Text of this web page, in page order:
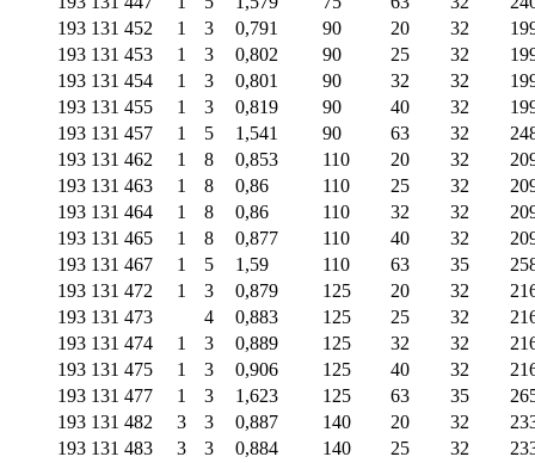
193 131 452
1 3 0,791 90 20 32
193 131 453
1 3 0,802 90 25 32
193 131 454
1 3 0,801 90 32 32
193 131 455
1 3 0,819 90 40 32
193 131 457
1 5 1,541 90 63 32
193 131 462
1 8 0,853 110 20 32
193 131 463
1 8 0,86 110 25 32
193 131 464
1 8 0,86 110 32 32
193 131 465
1 8 0,877 110 40 32
193 131 467
1 5 1,59 110 63 35
193 131 472
1 3 0,879 125 20 32
193 131 473
4 0,883 125 25 32
193 131 474
1 3 0,889 125 32 32
193 131 475
1 3 0,906 125 40 32
193 131 477
1 3 1,623 125 63 35
193 131 482
3 3 0,887 140 20 32
193 131 483
3 3 0,884 140 25 32